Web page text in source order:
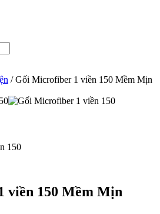
/ Gối Microfiber 1 viền 150 Mềm Mịn
viền 150 Mềm Mịn